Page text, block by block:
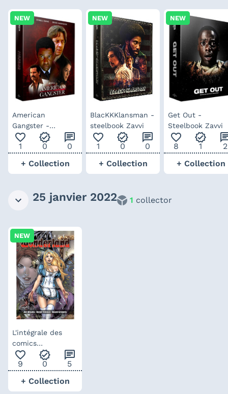
NEW
American
Gangster -
Steelbook Zavvi
favorite_outline
1
verified
0
chat
0
+ Collection
NEW
BlacKKKlansman -
steelbook Zavvi
favorite_outline
1
verified
0
chat
0
+ Collection
NEW
Get Out -
Steelbook Zavvi
favorite_outline
8
verified
1
2
+ Collection
25 janvier 2022 1 collector
NEW
L'intégrale des
comics
Wonderland
favorite_outline
9
verified
0
chat
5
+ Collection